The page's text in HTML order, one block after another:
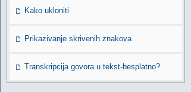
Kako ukloniti
Prikazivanje skrivenih znakova
Transkripcija govora u tekst-besplatno?